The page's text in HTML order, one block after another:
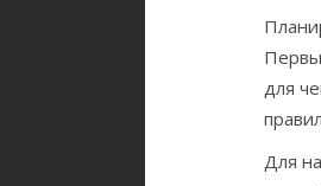
для
Для